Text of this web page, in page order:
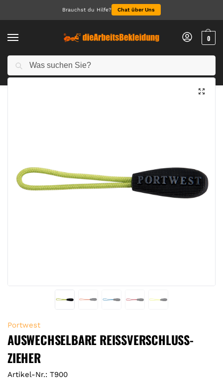
Brauchst du Hilfe? Chat über Uns
0
Start Alle Jacken / Jacken /
Portwest
AUSWECHSELBARE REISSVERSCHLUSS-Z
IEHER
Artikel-Nr.: T900